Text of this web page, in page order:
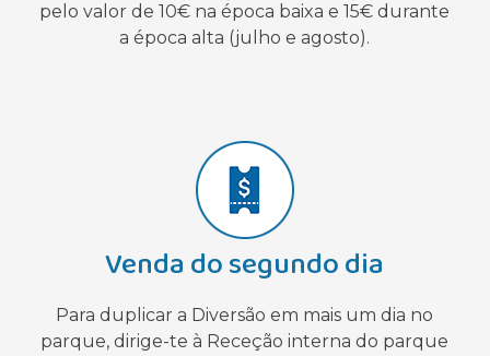
pelo valor de 10€ na época baixa e 15€ durante
a época alta (julho e agosto).
Venda do segundo dia
Para duplicar a Diversão em mais um dia no
parque, dirige-te à Receção interna do parque